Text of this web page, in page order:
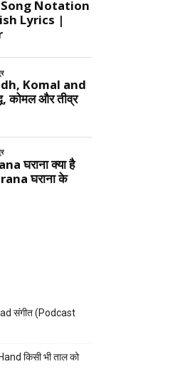
संगीत (Podcast
किसी भी ताल को